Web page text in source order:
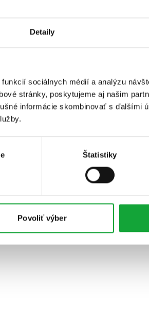
Detaily
sociálnych médií a analýzu
stránky, poskytujeme aj našim
informácie skombinovať s ďalšími
Štatistiky
Povoliť výber